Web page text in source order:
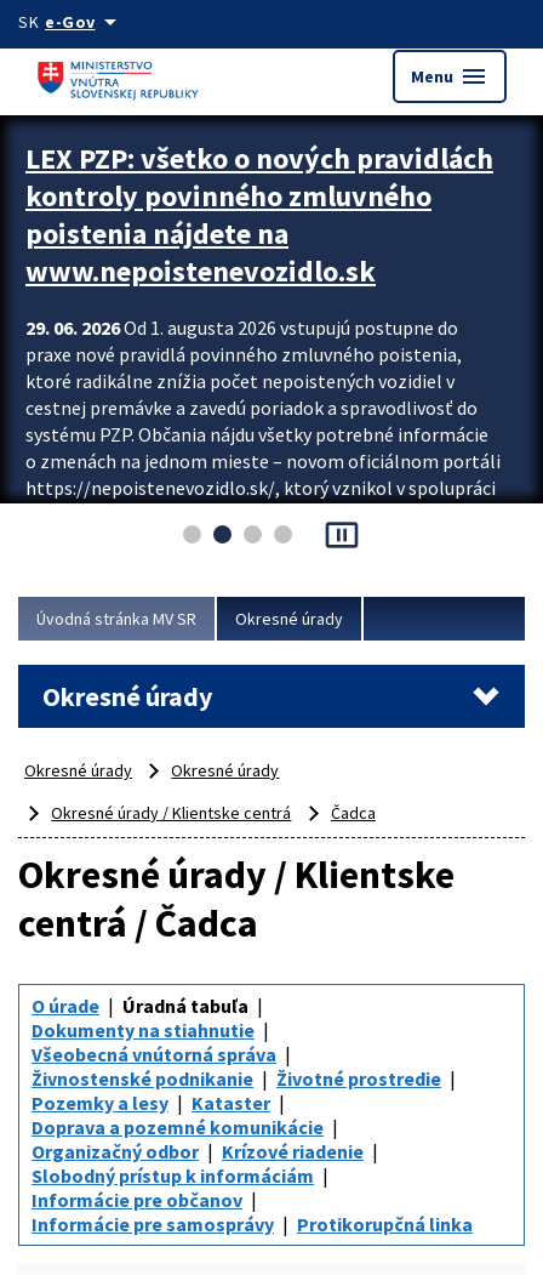
Preskocit na hlavný obsah
SK e-Govarrow_drop_down
Menu menu
Zastavit automatický posun upútavok
LEX PZP: všetko o nových pravidlách
kontroly povinného zmluvného
poistenia nájdete na
www.nepoistenevozidlo.sk
29. 06. 2026Od 1. augusta 2026 vstupujú postupne do
praxe nové pravidlá povinného zmluvného poistenia,
ktoré radikálne znížia počet nepoistených vozidiel v
cestnej premávke a zavedú poriadok a spravodlivosť do
systému PZP. Občania nájdu všetky potrebné informácie
o zmenách na jednom mieste – novom oficiálnom portáli
https://nepoistenevozidlo.sk/, ktorý vznikol v spolupráci
asociácie poisťovní (SLASPO) a Ministerstva vnútra SR.
Viac
pause_presentation
Úvodná stránka MV SR Okresné úrady
Okresné úrady
Okresné úrady
Okresné úrady
Okresné úrady / Klientske centrá
Čadca
Okresné úrady / Klientske
centrá / Čadca
O úrade
Úradná tabuľa
Dokumenty na stiahnutie
Všeobecná vnútorná správa
Živnostenské podnikanie
Životné prostredie
Pozemky a lesy
Kataster
Doprava a pozemné komunikácie
Organizačný odbor
Krízové riadenie
Slobodný prístup k informáciám
Informácie pre občanov
Informácie pre samosprávy
Protikorupčná linka